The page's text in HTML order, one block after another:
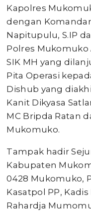
Kapolres
dengan
Napitupulu, S.IP
Polres Mukomuko
SIK MH yang
Pita Operasi
Dishub yang
Kanit Dikyasa
MC Bripda Ratan
Mukomuko.
Tampak hadir
Kabupaten
0428 Mukomuko,
Kasatpol PP,
Rahardja